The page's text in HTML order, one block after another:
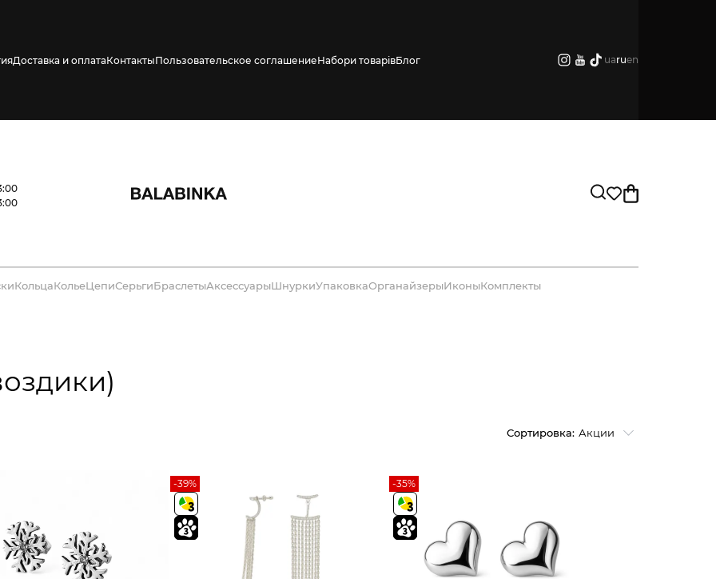
Доставка и оплатаКонтактыПользовательское соглашениеНабори товарівБлог uaruen
КольцаКольеЦепиСерьгиБраслетыАксессуарыШнуркиУпаковкаОрганайзерыИконыКомплекты
Сортировка: Акции
-39% -35%